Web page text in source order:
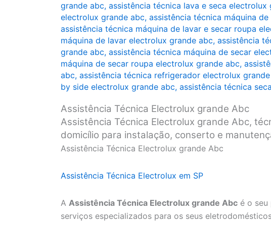
grande abc, assistência técnica lava e seca electrolux
electrolux grande abc, assistência técnica máquina
assistência técnica máquina de lavar e secar roupa
máquina de lavar electrolux grande abc, assistência
grande abc, assistência técnica máquina de secar
máquina de secar roupa electrolux grande abc,
abc, assistência técnica refrigerador electrolux
by side electrolux grande abc, assistência técnica
Assistência Técnica Electrolux grande Abc
Assistência Técnica Electrolux grande Abc,
domicílio para instalação, conserto e
Assistência Técnica Electrolux grande Abc
Assistência Técnica Electrolux em SP
A Assistência Técnica Electrolux grande Abc é o
serviços especializados para os seus